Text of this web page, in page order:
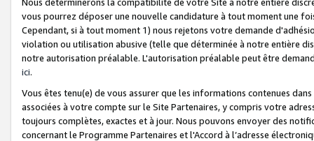
vous pourrez déposer une nouvelle candidature à tout moment une
Cependant, si à tout moment 1) nous rejetons votre demande
violation ou utilisation abusive (telle que déterminée à notre entière
notre autorisation préalable. L'autorisation préalable peut être
ici.
Vous êtes tenu(e) de vous assurer que les informations contenues
associées à votre compte sur le Site Partenaires, y compris votre
toujours complètes, exactes et à jour. Nous pouvons envoyer des
concernant le Programme Partenaires et l'Accord à l’adresse